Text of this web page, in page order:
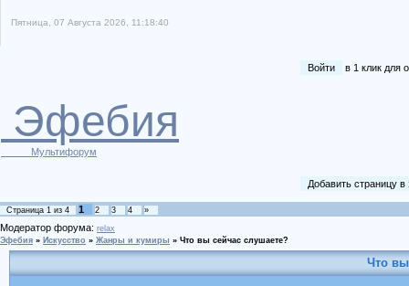
Пятница, 07 Августа 2026, 11:18:40
Войти в 1 клик для
Эфебия
Мультифорум
Добавить страницу
Страница 1 из 4 1 2 3 4 »
Модератор форума: relax
Эфебия » Искусство » Жанры и кумиры » Что вы сейчас слушаете?
Что вы